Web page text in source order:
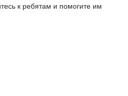
к ребятам и помогите им